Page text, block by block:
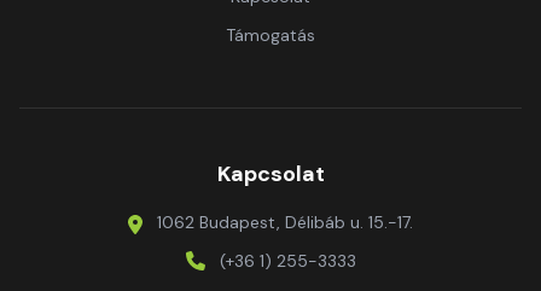
Támogatás
Kapcsolat
1062 Budapest, Délibáb u. 15.-17.
(+36 1) 255-3333